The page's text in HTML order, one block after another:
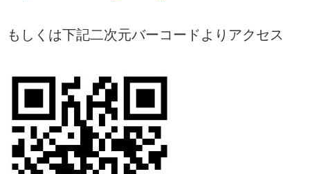
もしくは下記二次元バーコードよりアクセス